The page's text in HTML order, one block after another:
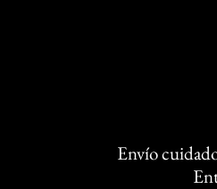
Envío